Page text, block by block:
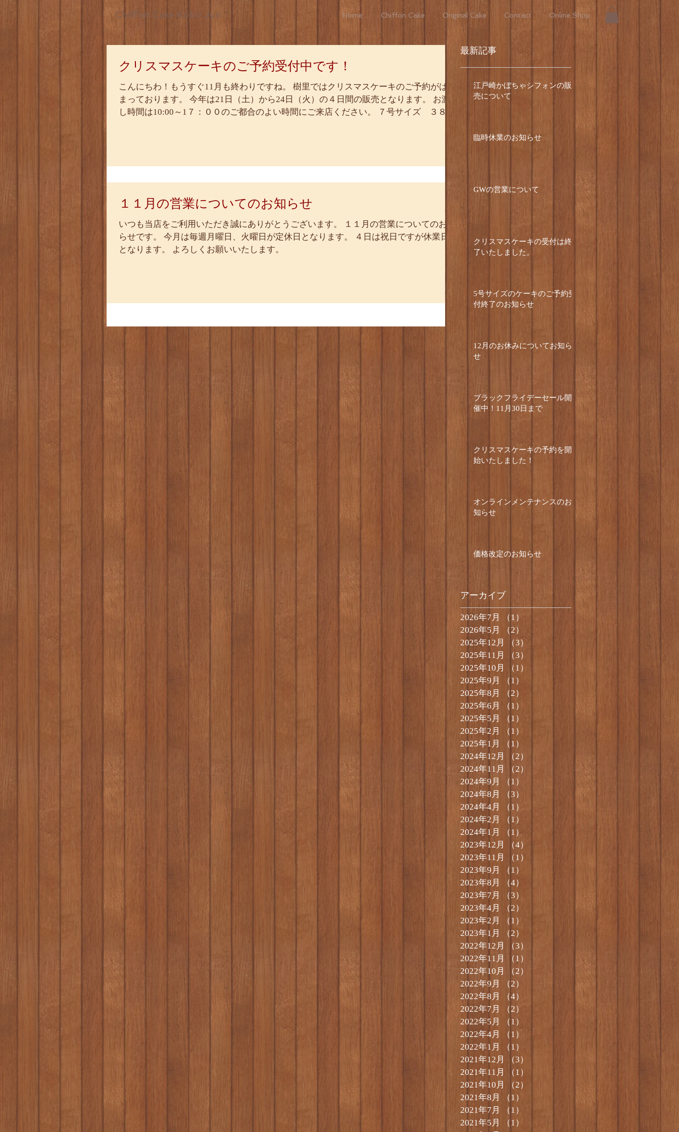
Chiffon Cake Kobo Juri Home Chiffon Cake Original Cake Contact Online Shop
クリスマスケーキのご予約受付中です！
こんにちわ！もうすぐ11月も終わりですね。 樹里ではクリスマスケーキのご予約がはじ
まっております。 今年は21日（土）から24日（火）の４日間の販売となります。 お渡
し時間は10:00～1７：００のご都合のよい時間にご来店ください。 ７号サイズ ３８０
１１月の営業についてのお知らせ
いつも当店をご利用いただき誠にありがとうございます。 １１月の営業についてのお知
らせです。 今月は毎週月曜日、火曜日が定休日となります。 ４日は祝日ですが休業日
となります。 よろしくお願いいたします。
最新記事
江戸崎かぼちゃシフォンの販
売について
臨時休業のお知らせ
GWの営業について
クリスマスケーキの受付は終
了いたしました。
5号サイズのケーキのご予約受
付終了のお知らせ
12月のお休みについてお知ら
せ
ブラックフライデーセール開
催中！11月30日まで
クリスマスケーキの予約を開
始いたしました！
オンラインメンテナンスのお
知らせ
価格改定のお知らせ
アーカイブ
2026年7月 （1）
2026年5月
（2）
2025年12月
（3）
2025年11月
（3）
2025年10月
（1）
2025年9月
（1）
2025年8月
（2）
2025年6月
（1）
2025年5月
（1）
2025年2月
（1）
2025年1月
（1）
2024年12月
（2）
2024年11月
（2）
2024年9月
（1）
2024年8月
（3）
2024年4月
（1）
2024年2月
（1）
2024年1月
（1） 1件の記事
2023年12月
（4）
4件の記事
2023年11月
（1）
2023年9月
（1）
2023年8月
（4）
2023年7月
（3）
2023年4月
（2）
2023年2月
（1）
2023年1月
（2）
2022年12月
（3）
2022年11月
（1）
2022年10月
（2）
2022年9月
（2）
2022年8月
（4）
2022年7月
（2）
2022年5月
（1）
2022年4月
（1）
2022年1月
（1）
2021年12月
（3）
2021年11月
（1）
2021年10月
（2）
2021年8月
（1）
2021年7月
（1）
2021年5月
（1）